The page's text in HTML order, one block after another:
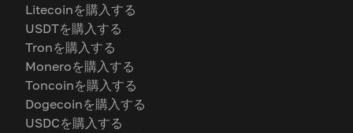
Litecoinを購入する
USDTを購入する
Tronを購入する
Moneroを購入する
Toncoinを購入する
Dogecoinを購入する
USDCを購入する